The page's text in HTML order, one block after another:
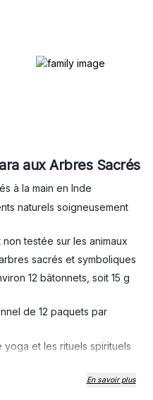
aux Arbres Sacrés
à la main en Inde
naturels soigneusement
testée sur les animaux
sacrés et symboliques
12 bâtonnets, soit 15 g
de 12 paquets par
yoga et les rituels spirituels
bien-être et
En savoir plus